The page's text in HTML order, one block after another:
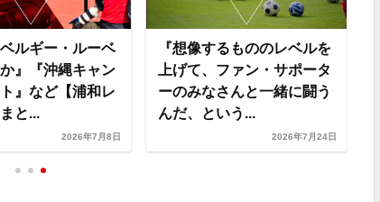
k
ルギー・ルーベ
』『沖縄キャン
』など【浦和レ
と...
2026年7月8日
『想像するもののレベルを
上げて、ファン・サポータ
ーのみなさんと一緒に闘う
んだ、という...
2026年7月24日